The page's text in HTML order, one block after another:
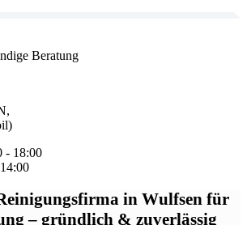
Beratung
- 18:00
in Wulfsen für
– gründlich & zuverlässig